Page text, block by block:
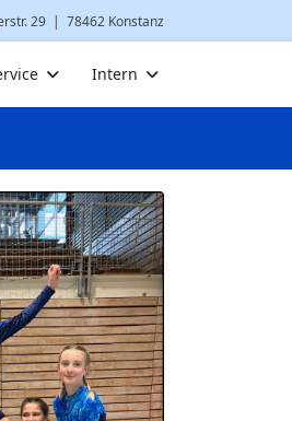
29 | 78462 Konstanz
Intern